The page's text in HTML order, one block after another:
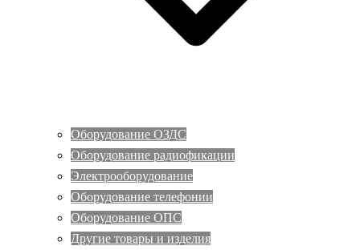
Оборудование ОЗДС
Оборудование радиофикации
Электрооборудование
Оборудование телефонии
Оборудование ОПС
Другие товары и изделия